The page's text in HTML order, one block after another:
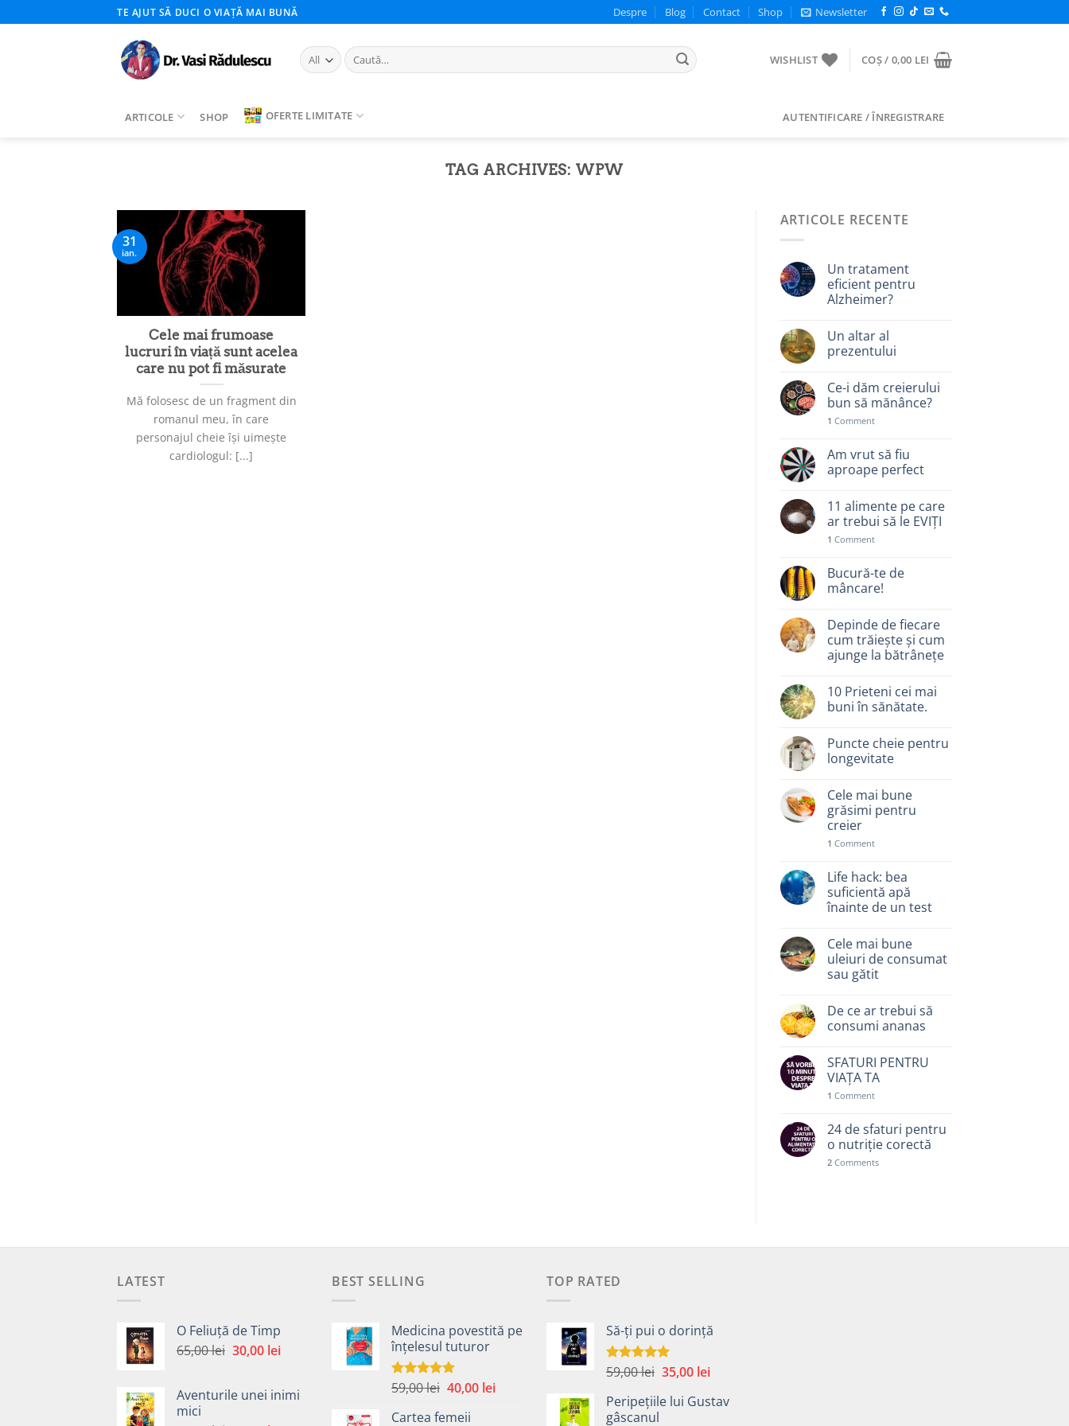
to
TE AJUT SĂ DUCI O VIAȚĂ MAI BUNĂ Despre Blog Contact Shop Newsletter
Caută
după:
WISHLIST COȘ / 0,00 LEI
ARTICOLE SHOP OFERTE LIMITATE AUTENTIFICARE / ÎNREGISTRARE
TAG ARCHIVES:WPW
Cele mai frumoase
lucruri în viață sunt acelea
care nu pot fi măsurate
Mă folosesc de un fragment din
romanul meu, în care
personajul cheie își uimește
cardiologul: [...]
31
ian.
ARTICOLE RECENTE
Un tratament
eficient pentru
Alzheimer?
Un altar al
prezentului
Ce-i dăm creierului
bun să mănânce?
1 Comment
Am vrut să fiu
aproape perfect
11 alimente pe care
ar trebui să le EVIȚI
1 Comment
Bucură-te de
mâncare!
Depinde de fiecare
cum trăiește și cum
ajunge la bătrânețe
10 Prieteni cei mai
buni în sănătate.
Puncte cheie pentru
longevitate
Cele mai bune
grăsimi pentru
creier
1 Comment
Life hack: bea
suficientă apă
înainte de un test
Cele mai bune
uleiuri de consumat
sau gătit
De ce ar trebui să
consumi ananas
SFATURI PENTRU
VIAȚA TA
1 Comment
24 de sfaturi pentru
o nutriție corectă
2Comments
LATEST
O Feliuță de Timp
65,00lei Prețul
fost:
30,00 leiPrețul
30,00 lei.
Aventurile unei inimi
mici
BEST SELLING
Medicina povestită pe
înțelesul tuturor
Evaluat la
59,00lei Prețul
a
40,00 leiPrețul
Cartea femeii
TOP RATED
Să-ți pui o dorință
Evaluat la
59,00lei Prețul
a
35,00 leiPrețul
este:
Peripețiile lui Gustav
gâscanul